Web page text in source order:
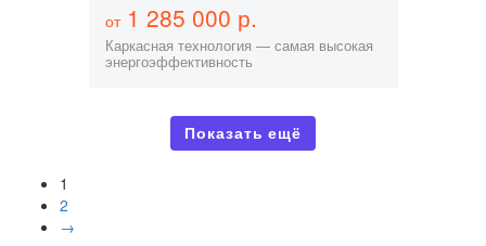
от1 285 000 р.
Каркасная технология — самая высокая
энергоэффективность
Показать ещё
1
2
→